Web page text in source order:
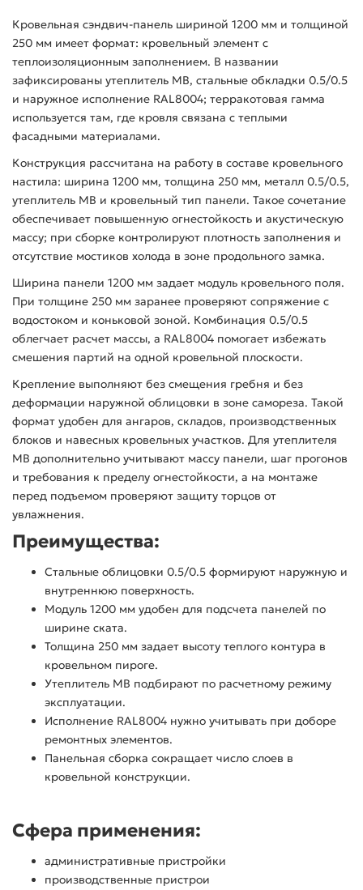
Кровельная сэндвич-панель шириной 1200 мм и толщиной
250 мм имеет формат: кровельный элемент с
теплоизоляционным заполнением. В названии
зафиксированы утеплитель МВ, стальные обкладки 0.5/0.5
и наружное исполнение RAL8004; терракотовая гамма
используется там, где кровля связана с теплыми
фасадными материалами.
Конструкция рассчитана на работу в составе кровельного
настила: ширина 1200 мм, толщина 250 мм, металл 0.5/0.5,
утеплитель МВ и кровельный тип панели. Такое сочетание
обеспечивает повышенную огнестойкость и акустическую
массу; при сборке контролируют плотность заполнения и
отсутствие мостиков холода в зоне продольного замка.
Ширина панели 1200 мм задает модуль кровельного поля.
При толщине 250 мм заранее проверяют сопряжение с
водостоком и коньковой зоной. Комбинация 0.5/0.5
облегчает расчет массы, а RAL8004 помогает избежать
смешения партий на одной кровельной плоскости.
Крепление выполняют без смещения гребня и без
деформации наружной облицовки в зоне самореза. Такой
формат удобен для ангаров, складов, производственных
блоков и навесных кровельных участков. Для утеплителя
МВ дополнительно учитывают массу панели, шаг прогонов
и требования к пределу огнестойкости, а на монтаже
перед подъемом проверяют защиту торцов от
увлажнения.
Преимущества:
Стальные облицовки 0.5/0.5 формируют наружную и
внутреннюю поверхность.
Модуль 1200 мм удобен для подсчета панелей по
ширине ската.
Толщина 250 мм задает высоту теплого контура в
кровельном пироге.
Утеплитель МВ подбирают по расчетному режиму
эксплуатации.
Исполнение RAL8004 нужно учитывать при доборе
ремонтных элементов.
Панельная сборка сокращает число слоев в
кровельной конструкции.
Сфера применения:
административные пристройки
производственные пристрои